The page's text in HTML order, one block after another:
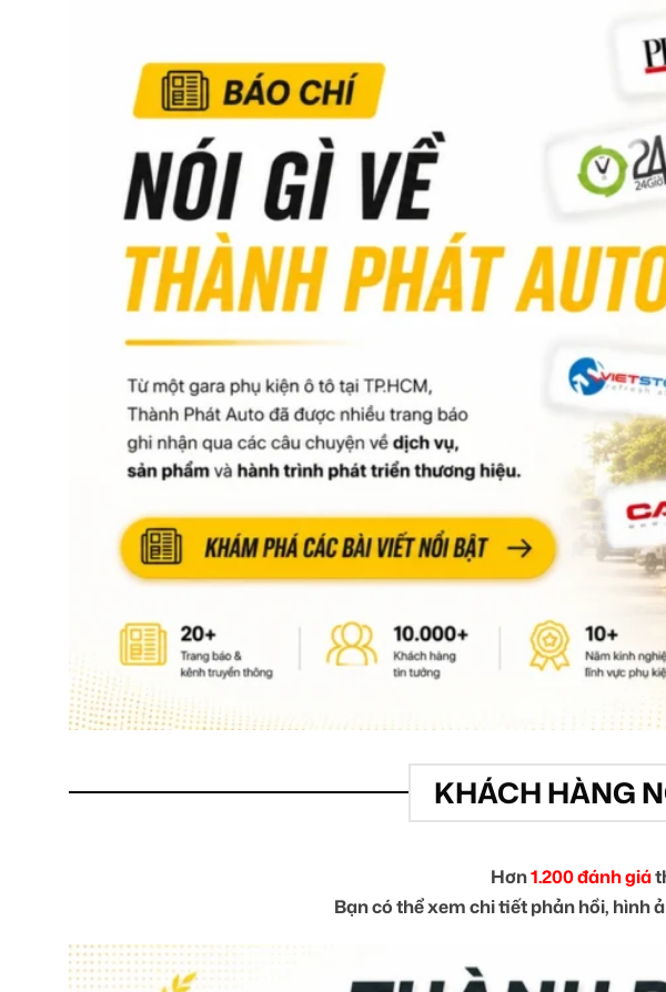
KHÁCH HÀNG
Hơn1.200 đánh giá
Bạn có thể xem chi tiết phản hồi, hình